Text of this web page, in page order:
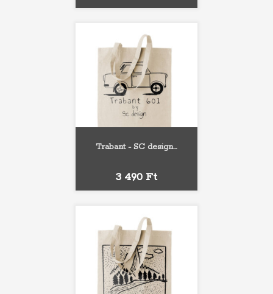
Trabant - SC design...
Ár
3 490 Ft